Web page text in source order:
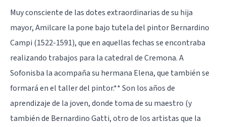
Muy consciente de las dotes extraordinarias de su hija
mayor, Amilcare la pone bajo tutela del pintor Bernardino
Campi (1522-1591), que en aquellas fechas se encontraba
realizando trabajos para la catedral de Cremona. A
Sofonisba la acompaña su hermana Elena, que también se
formará en el taller del pintor.** Son los años de
aprendizaje de la joven, donde toma de su maestro (y
también de Bernardino Gatti, otro de los artistas que la